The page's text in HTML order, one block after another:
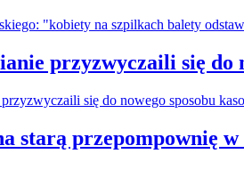
przyzwyczaili się
starą przepompownię w